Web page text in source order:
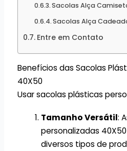
Sacolas Alça
Sacolas Alça
Entre em Contato
Benefícios das Sacolas
40X50
Usar sacolas plásticas
Tamanho Versátil:
personalizadas
diversos tipos de